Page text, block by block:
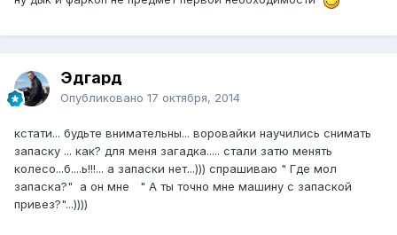
Эдгард
Опубликовано 17 октября, 2014
кстати... будьте внимательны... воровайки научились снимать
запаску ... как? для меня загадка..... стали затю менять
колесо...б....ь!!!... а запаски нет...))) спрашиваю " Где мол
запаска?" а он мне " А ты точно мне машину с запаской
привез?"...))))